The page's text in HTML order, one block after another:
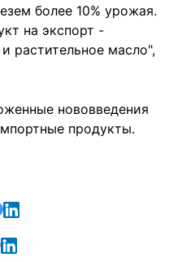
более 10% урожая.
на экспорт -
растительное масло",
нововведения
продукты.
в Facebook
в Xв Viber
в Whatsapp
отправить в Messenger
отправить в LinkedIn
Facebook
в X в Google news
Читайте в Viber
Читайте в LinkedIn